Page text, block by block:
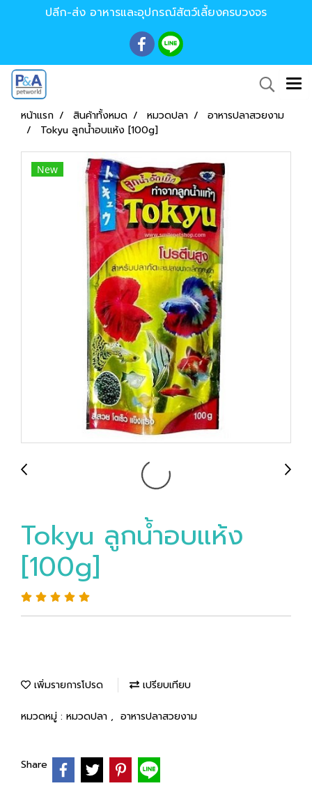
ปลีก-ส่ง อาหารและอุปกรณ์สัตว์เลี้ยงครบวงจร
หน้าแรก สินค้าทั้งหมด หมวดปลา
อาหารปลาสวยงาม
Tokyu ลูกน้ำอบแห้ง [100g]
New
Tokyu ลูกน้ำอบแห้ง
[100g]
เพิ่มรายการโปรด เปรียบเทียบ
หมวดหมู่ : หมวดปลา , อาหารปลาสวยงาม
Share